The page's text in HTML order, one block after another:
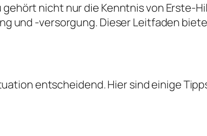
nicht nur die Kenntnis von Erste-
und -versorgung. Dieser Leitfaden
entscheidend. Hier sind einige